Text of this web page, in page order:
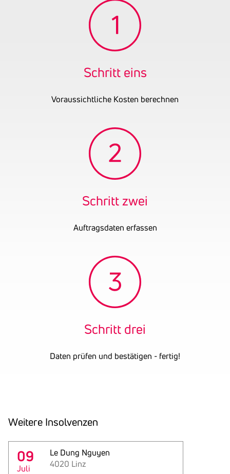
Die operative Tätigkeit
wurde im Mai 2008
aufgenommen.
2008
Schritt eins
Voraussichtliche Kosten berechnen
Schritt zwei
Auftragsdaten erfassen
Schritt drei
Daten prüfen und bestätigen - fertig!
Weitere Insol­venzen
09
Juli
Le Dung Nguyen
4020 Linz